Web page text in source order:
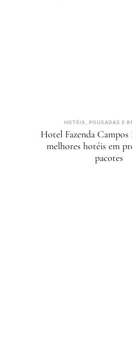
HOTÉIS, POUSADAS E
Hotel Fazenda
melhores hotéis em
pacotes